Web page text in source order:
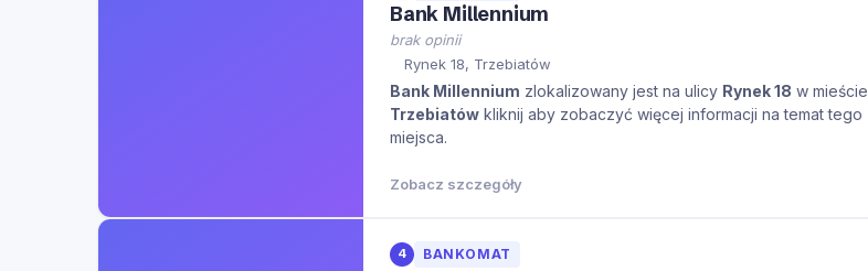
Bank Millennium
brak opinii
Rynek 18, Trzebiatów
Bank Millennium zlokalizowany jest na ulicy Rynek 18 w mieście
Trzebiatów kliknij aby zobaczyć więcej informacji na temat tego
miejsca.
Zobacz szczegóły
4 BANKOMAT